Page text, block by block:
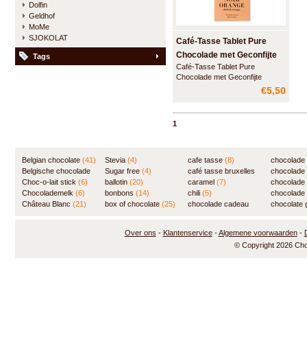
Dolfin
Geldhof
MoMe
SJOKOLAT
Tags
Café-Tasse Tablet Pure
Chocolade met Geconfijte
Sinaasstukjes
Café-Tasse Tablet Pure
Chocolade met Geconfijte
Spaanse Sinaasstukjes. Noir -
€5,50
1
Belgian chocolate (41)
Belgische chocolade
(84)
Choc-o-lait stick (6)
Chocolademelk (6)
Château Blanc (21)
Stevia (4)
Sugar free (4)
ballotin (20)
bonbons (14)
box of chocolate (25)
cafe tasse (8)
café tasse bruxelles
(8)
caramel (7)
chili (5)
chocolade cadeau
(7)
chocolate
Over ons - Klantenservice-Algemene voorwaarden-
© Copyright 2026